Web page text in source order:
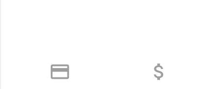
credit_card attach_money